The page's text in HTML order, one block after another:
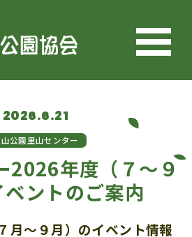
2026.6.21
公園里山センター
2026年度（７～９
ントのご案内
月～９月）のイベント情報